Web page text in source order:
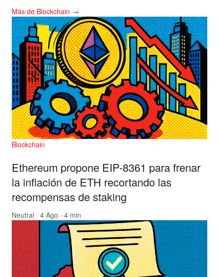
Más de Blockchain →
Blockchain
Ethereum propone EIP-8361 para frenar
la inflación de ETH recortando las
recompensas de staking
Neutral · 4 Ago · 4 min